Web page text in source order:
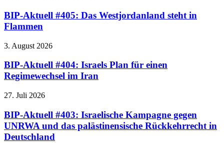
BIP-Aktuell #405: Das Westjordanland steht in
Flammen
3. August 2026
BIP-Aktuell #404: Israels Plan für einen
Regimewechsel im Iran
27. Juli 2026
BIP-Aktuell #403: Israelische Kampagne gegen
UNRWA und das palästinensische Rückkehrrecht in
Deutschland